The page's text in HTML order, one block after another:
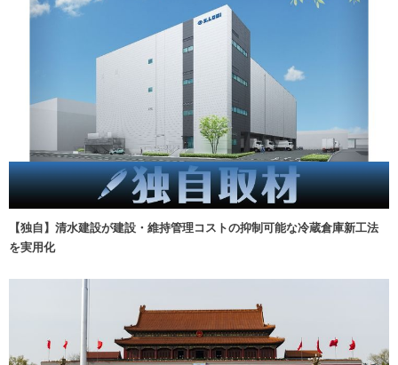
【独自】清水建設が建設・維持管理コストの抑制可能な冷蔵倉庫新工法
を実用化